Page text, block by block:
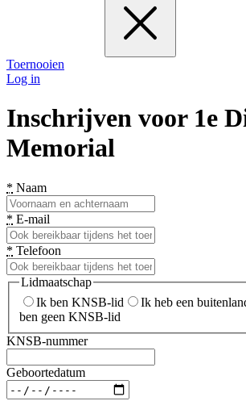
Toernooien
Log in
Inschrijven voor 1e
Memorial
* Naam
* E-mail
* Telefoon
Lidmaatschap
Ik ben KNSB-lid
Ik heb een
ben geen KNSB-lid
KNSB-nummer
Geboortedatum